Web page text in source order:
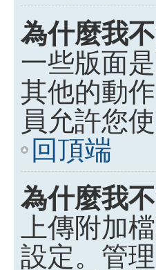
為什麼我
一些版面
其他的動
員允許您使
回頂端
為什麼我
上傳附加
設定。管